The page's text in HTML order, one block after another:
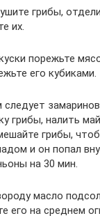
грибы,
их.
порежьте
его кубиками.
грибы, налить
грибы,
и он попал
на 30 мин.
масло
его на среднем